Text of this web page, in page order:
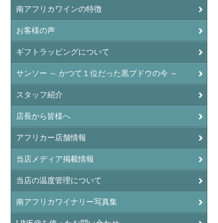
南アフリカワインの特徴
お客様の声
ギフトラッピングについて
サンソー ～ かつて１位だった黒ブドウの今 ～
スタッフ紹介
店長から皆様へ
アフリカー店舗情報
当店メディア掲載情報
当店の温度管理について
南アフリカワイナリー写真集